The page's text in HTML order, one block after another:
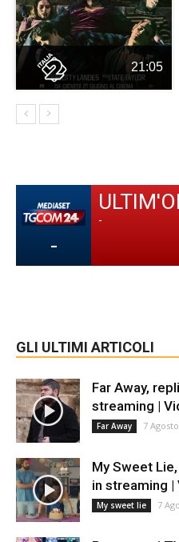
21:05
-
-
GLI ULTIMI ARTICOLI
Far Away,
streaming |
Far Away 7
My Sweet
in streaming
My sweet lie 7